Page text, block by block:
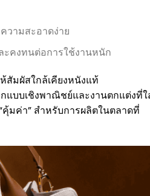
วามสะอาดง่าย
ะคงทนต่อการใช้งานหนัก
สัมผัสใกล้เคียงหนังแท้
แบบเชิงพาณิชย์และงานตกแต่งที่ใ
มค่า” สำหรับการผลิตในตลาดที่